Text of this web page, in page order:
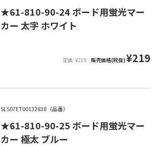
★61-810-90-24 ボード用蛍光マー
カー 太字 ホワイト
定価: ¥219 販売価格(税抜)¥219
SLS07ET00132838（品番）
★61-810-90-25 ボード用蛍光マー
カー 極太 ブルー